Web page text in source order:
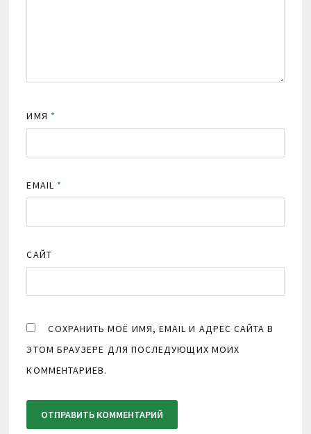
ИМЯ *
EMAIL *
САЙТ
СОХРАНИТЬ МОЁ ИМЯ, EMAIL И АДРЕС САЙТА В
ЭТОМ БРАУЗЕРЕ ДЛЯ ПОСЛЕДУЮЩИХ МОИХ
КОММЕНТАРИЕВ.